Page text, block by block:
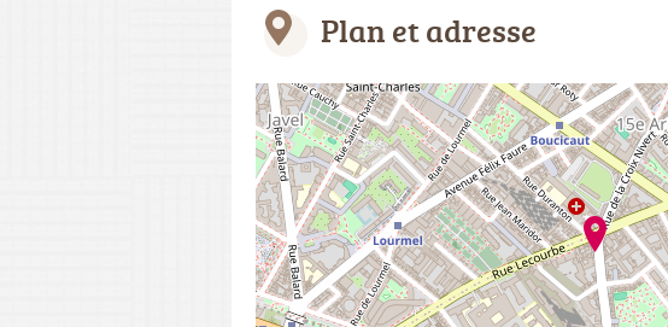
Plan et adresse